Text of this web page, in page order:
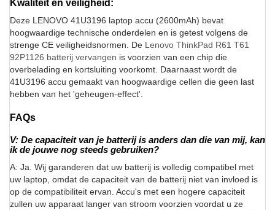
Kwaliteit en veiligheid:
Deze LENOVO 41U3196 laptop accu (2600mAh) bevat
hoogwaardige technische onderdelen en is getest volgens de
strenge CE veiligheidsnormen. De Lenovo ThinkPad R61 T61
92P1126 batterij vervangen is voorzien van een chip die
overbelading en kortsluiting voorkomt. Daarnaast wordt de
41U3196 accu gemaakt van hoogwaardige cellen die geen last
hebben van het 'geheugen-effect'.
FAQs
V: De capaciteit van je batterij is anders dan die van mij, kan
ik de jouwe nog steeds gebruiken?
A: Ja. Wij garanderen dat uw batterij is volledig compatibel met
uw laptop, omdat de capaciteit van de batterij niet van invloed is
op de compatibiliteit ervan. Accu's met een hogere capaciteit
zullen uw apparaat langer van stroom voorzien voordat u ze